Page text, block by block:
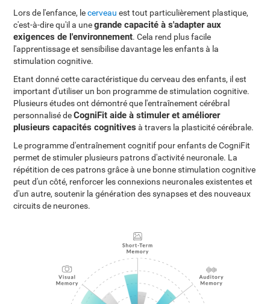
Lors de l'enfance, lecerveauest tout particulièrement plastique,
c'est-à-dire qu'il a unegrande capacité à s'adapter aux
exigences de l'environnement. Cela rend plus facile
l'apprentissage et sensibilise davantage les enfants à la
stimulation cognitive.
Etant donné cette caractéristique du cerveau des enfants, il est
important d'utiliser un bon programme de stimulation cognitive.
Plusieurs études ont démontré que l'entraînement cérébral
personnalisé deCogniFit aide à stimuler et améliorer
plusieurs capacités cognitives à travers la plasticité cérébrale.
Le programme d'entraînement cognitif pour enfants de CogniFit
permet de stimuler plusieurs patrons d'activité neuronale. La
répétition de ces patrons grâce à une bonne stimulation cognitive
peut d'un côté, renforcer les connexions neuronales existentes et
d'un autre, soutenir la génération des synapses et des nouveaux
circuits de neurones.